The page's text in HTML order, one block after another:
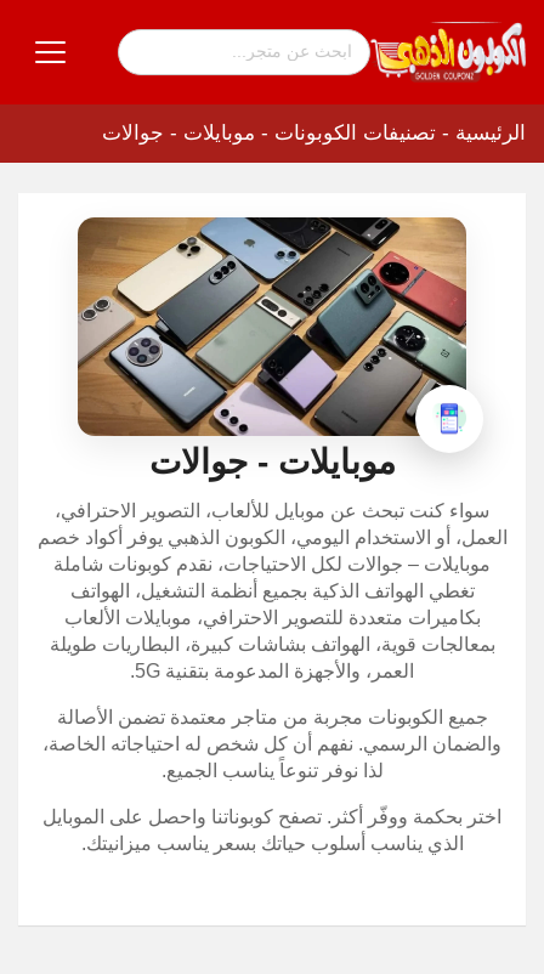
الرئيسية - تصنيفات الكوبونات - موبايلات - جوالات
موبايلات - جوالات
سواء كنت تبحث عن موبايل للألعاب، التصوير الاحترافي،
العمل، أو الاستخدام اليومي، الكوبون الذهبي يوفر أكواد خصم
موبايلات – جوالات لكل الاحتياجات، نقدم كوبونات شاملة
تغطي الهواتف الذكية بجميع أنظمة التشغيل، الهواتف
بكاميرات متعددة للتصوير الاحترافي، موبايلات الألعاب
بمعالجات قوية، الهواتف بشاشات كبيرة، البطاريات طويلة
العمر، والأجهزة المدعومة بتقنية 5G.
جميع الكوبونات مجربة من متاجر معتمدة تضمن الأصالة
والضمان الرسمي. نفهم أن كل شخص له احتياجاته الخاصة،
لذا نوفر تنوعاً يناسب الجميع.
اختر بحكمة ووفّر أكثر. تصفح كوبوناتنا واحصل على الموبايل
الذي يناسب أسلوب حياتك بسعر يناسب ميزانيتك.